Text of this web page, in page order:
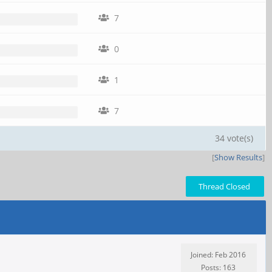
7
0
1
7
34 vote(s)
[Show Results]
Thread Closed
Joined: Feb 2016
Posts: 163